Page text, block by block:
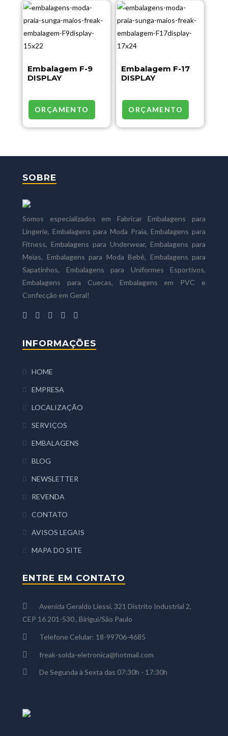
Embalagem F-9
DISPLAY
ORÇAMENTO
Embalagem F-17
DISPLAY
ORÇAMENTO
SOBRE
Somos especializados em Fabricar Embalagens para
Lingerie, Embalagens para Moda Praia, Embalagens para
Fitness, Embalagens para Underwear, Embalagens para
Meias, Embalagens para Moda Bebê, Embalagens para
Sapatinhos, Embalagens para Uniformes Esportivos,
Embalagens para Cuecas, Embalagens em PVC e
Confecção em Geral!
INFORMAÇÕES
HOME
EMPRESA
LOCALIZAÇÃO
SERVIÇOS
EMBALAGENS
BLOG
NEWSLETTER
REVENDA
CONTATO
AVISOS LEGAIS
MAPA DO SITE
ENTRE EM CONTATO
Avenida Geraldo Liessi, 321 Distrito Industrial 2,
CEP 16 201-530 , Birigui/São Paulo
Telefone Celular: 18-99706-4685
freak-solda-eletronica@hotmail.com
De Segunda à Sexta das 07:30h - 17:30h